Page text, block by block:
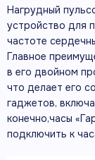
Нагрудный
устройство для
частоте
Главное
в его двойном
что делает его
гаджетов,
конечно,часы
подключить к